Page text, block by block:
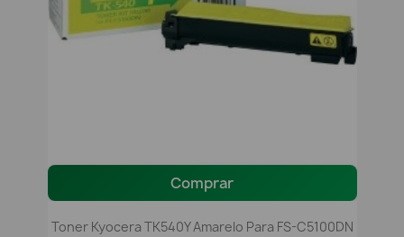
Comprar
Toner Kyocera TK540Y Amarelo Para FS-C5100DN